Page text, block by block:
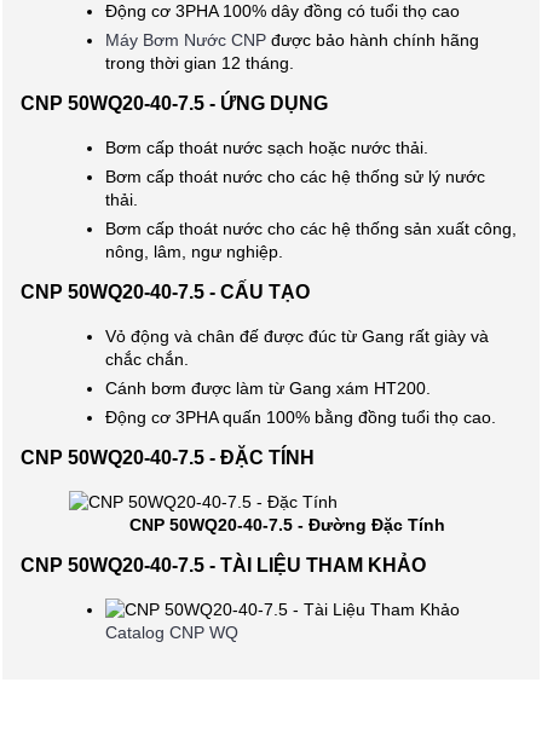
Động cơ 3PHA 100% dây đồng có tuổi thọ cao
Máy Bơm Nước CNP được bảo hành chính hãng
trong thời gian 12 tháng.
CNP 50WQ20-40-7.5 - ỨNG DỤNG
Bơm cấp thoát nước sạch hoặc nước thải.
Bơm cấp thoát nước cho các hệ thống sử lý nước
thải.
Bơm cấp thoát nước cho các hệ thống sản xuất công,
nông, lâm, ngư nghiệp.
CNP 50WQ20-40-7.5 - CẤU TẠO
Vỏ động và chân đế được đúc từ Gang rất giày và
chắc chắn.
Cánh bơm được làm từ Gang xám HT200.
Động cơ 3PHA quấn 100% bằng đồng tuổi thọ cao.
CNP 50WQ20-40-7.5 - ĐẶC TÍNH
CNP 50WQ20-40-7.5 - Đường Đặc Tính
CNP 50WQ20-40-7.5 - TÀI LIỆU THAM KHẢO
Catalog CNP WQ